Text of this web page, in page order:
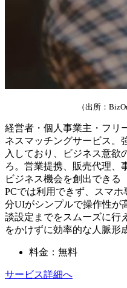
（出所：
経営者・個人事業主・フリ
ネスマッチングサービス。
入しており、ビジネス意欲
ろ。営業提携、販売代理、
ビジネス機会を創出できる
PCでは利用できず、スマ
分UIがシンプルで操作性が
談設定までをスムーズに行
をかけずに効率的な人脈形
料金：無料
サービス詳細へ